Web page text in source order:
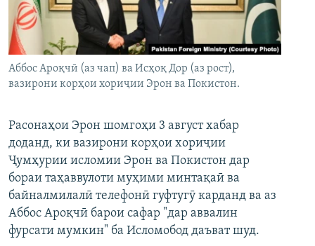
Аббос Ароқчӣ (аз чап) ва Исҳоқ Дор (аз рост),
вазирони корҳои хориҷии Эрон ва Покистон.
Расонаҳои Эрон шомгоҳи 3 август хабар
доданд, ки вазирони корҳои хориҷии
Ҷумҳурии исломии Эрон ва Покистон дар
бораи таҳаввулоти муҳими минтақаӣ ва
байналмилалӣ телефонӣ гуфтугӯ карданд ва аз
Аббос Ароқчӣ барои сафар "дар аввалин
фурсати мумкин" ба Исломобод даъват шуд.